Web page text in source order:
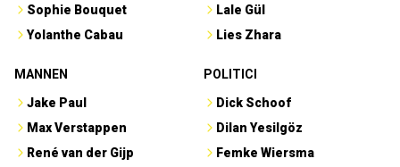
Sophie Bouquet
Yolanthe Cabau
Lale Gül
Lies Zhara
MANNEN
Jake Paul
Max Verstappen
René van der Gijp
POLITICI
Dick Schoof
Dilan Yesilgöz
Femke Wiersma